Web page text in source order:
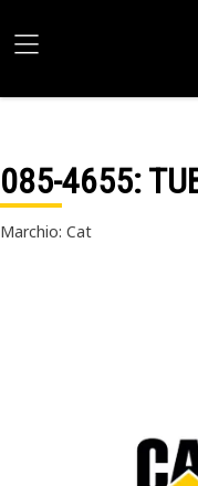
085-4655:
Marchio: Cat